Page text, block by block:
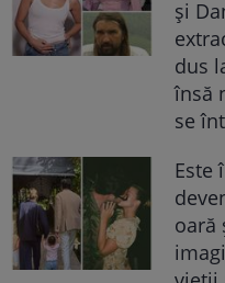
și
dus
însă
se
Este
oară